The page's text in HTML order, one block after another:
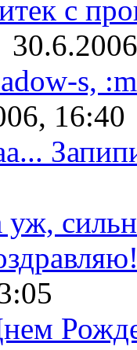
с
s,
16:40
уж,